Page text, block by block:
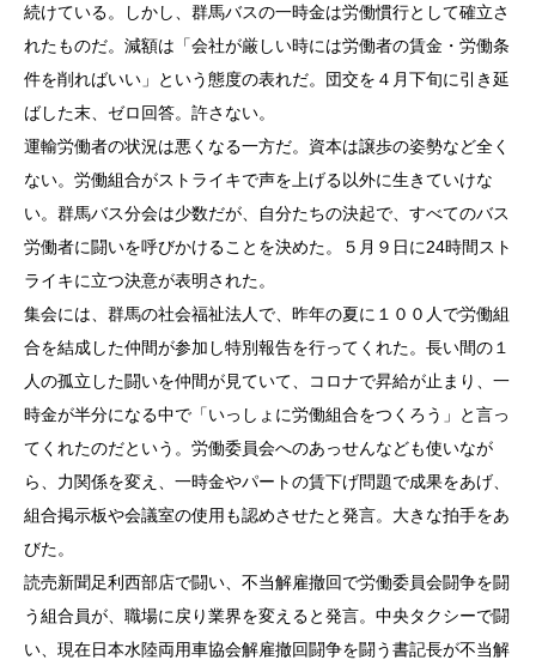
続けている。しかし、群馬バスの一時金は労働慣行として確立さ
れたものだ。減額は「会社が厳しい時には労働者の賃金・労働条
件を削ればいい」という態度の表れだ。団交を４月下旬に引き延
ばした末、ゼロ回答。許さない。
運輸労働者の状況は悪くなる一方だ。資本は譲歩の姿勢など全く
ない。労働組合がストライキで声を上げる以外に生きていけな
い。群馬バス分会は少数だが、自分たちの決起で、すべてのバス
労働者に闘いを呼びかけることを決めた。５月９日に24時間スト
ライキに立つ決意が表明された。
集会には、群馬の社会福祉法人で、昨年の夏に１００人で労働組
合を結成した仲間が参加し特別報告を行ってくれた。長い間の１
人の孤立した闘いを仲間が見ていて、コロナで昇給が止まり、一
時金が半分になる中で「いっしょに労働組合をつくろう」と言っ
てくれたのだという。労働委員会へのあっせんなども使いなが
ら、力関係を変え、一時金やパートの賃下げ問題で成果をあげ、
組合掲示板や会議室の使用も認めさせたと発言。大きな拍手をあ
びた。
読売新聞足利西部店で闘い、不当解雇撤回で労働委員会闘争を闘
う組合員が、職場に戻り業界を変えると発言。中央タクシーで闘
い、現在日本水陸両用車協会解雇撤回闘争を闘う書記長が不当解